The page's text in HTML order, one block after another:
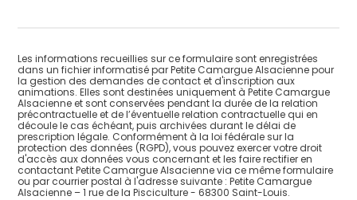
Les informations recueillies sur ce formulaire sont enregistrées
dans un fichier informatisé par Petite Camargue Alsacienne pour
la gestion des demandes de contact et d'inscription aux
animations. Elles sont destinées uniquement à Petite Camargue
Alsacienne et sont conservées pendant la durée de la relation
précontractuelle et de l’éventuelle relation contractuelle qui en
découle le cas échéant, puis archivées durant le délai de
prescription légale. Conformément à la loi fédérale sur la
protection des données (RGPD), vous pouvez exercer votre droit
d'accès aux données vous concernant et les faire rectifier en
contactant Petite Camargue Alsacienne via ce même formulaire
ou par courrier postal à l'adresse suivante : Petite Camargue
Alsacienne – 1 rue de la Pisciculture - 68300 Saint-Louis.